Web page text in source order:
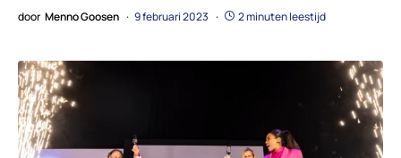
door Menno Goosen 9 februari 2023 2 minuten leestijd